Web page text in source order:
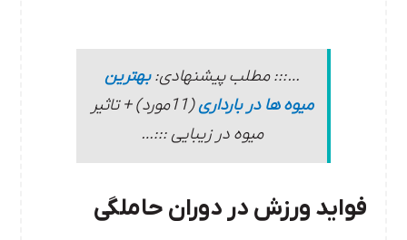
…::: مطلب پیشنهادی:بهترین
میوه ها در بارداری
(11مورد) + تاثیر
میوه در زیبایی :::…
فواید ورزش در دوران حاملگی